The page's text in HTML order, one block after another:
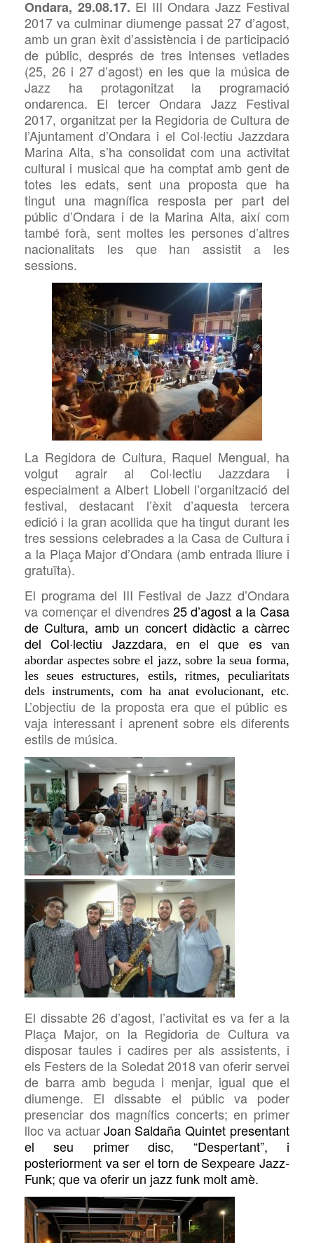
Ondara, 29.08.17. El III Ondara Jazz Festival
2017 va culminar diumenge passat 27 d’agost,
amb un gran èxit d’assistència i de participació
de públic, després de tres intenses vetlades
(25, 26 i 27 d’agost) en les que la música de
Jazz ha protagonitzat la programació
ondarenca. El tercer Ondara Jazz Festival
2017, organitzat per la Regidoria de Cultura de
l’Ajuntament d’Ondara i el Col·lectiu Jazzdara
Marina Alta, s’ha consolidat com una activitat
cultural i musical que ha comptat amb gentde
totes les edats, sent una proposta que ha
tingut una magnífica resposta per part del
públic d’Ondara i de la Marina Alta, així com
també forà, sent moltes les persones d’altres
nacionalitats les que han assistit a les
sessions.
La Regidora de Cultura, Raquel Mengual, ha
volgut agrair al Col·lectiu Jazzdara i
especialment a Albert Llobell l’organització del
festival, destacant l’èxit d’aquesta tercera
edició i la gran acollida que ha tingut durant les
tres sessions celebrades a la Casa de Cultura i
a la Plaça Major d’Ondara (amb entrada lliure i
gratuïta).
El programa del III Festival de Jazz d’Ondara
va començarel divendres25 d’agost ala Casa
de Cultura, amb un concert didàctic a càrrec
del Col·lectiu Jazzdara, en el que esvan
abordar aspectes sobre el jazz, sobre la seua forma,
les seues estructures, estils, ritmes, peculiaritats
dels instruments, com ha anat evolucionant, etc.
L’objectiu de la proposta era que el públic es
vaja interessant i aprenent sobre els diferents
estils de música.
El dissabte 26 d’agost, l’activitates va fer a la
Plaça Major, on la Regidoria de Cultura va
disposar taules i cadires per als assistents, i
els Festers de la Soledat2018 van oferir servei
de barra amb beguda i menjar, igual que el
diumenge. El dissabte el públic va poder
presenciar dos magnífics concerts; en primer
lloc va actuar Joan Saldaña Quintet presentant
el seu primer disc, “Despertant”, i
posteriorment va ser el torn deSexpeare Jazz-
Funk; que va oferir un jazz funk moltamè.